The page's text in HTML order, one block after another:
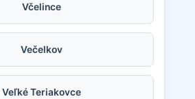
Včelince
Večelkov
Veľké Teriakovce